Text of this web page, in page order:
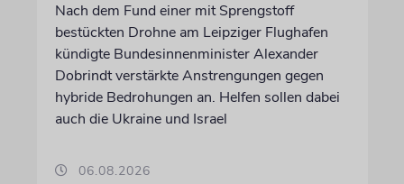
Nach dem Fund einer mit Sprengstoff
bestückten Drohne am Leipziger Flughafen
kündigte Bundesinnenminister Alexander
Dobrindt verstärkte Anstrengungen gegen
hybride Bedrohungen an. Helfen sollen dabei
auch die Ukraine und Israel
06.08.2026